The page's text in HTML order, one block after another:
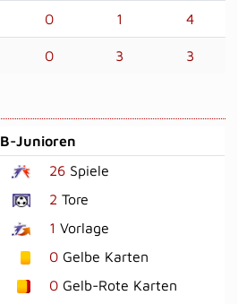
0 1 4
0 3 3
B-Junioren
26Spiele
2 Tore
1 Vorlage
0Gelbe Karten
0Gelb-Rote Karten